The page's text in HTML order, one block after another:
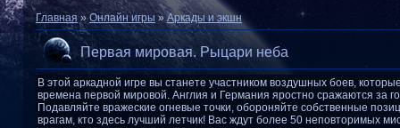
Главная »Онлайн игры »Аркады и экшн
Первая мировая. Рыцари неба
В этой аркадной игре вы станете участником воздушных боев,
времена первой мировой. Англия и Германия яростно сражаются за
Подавляйте вражеские огневые точки, обороняйте собственные
врагам, кто здесь лучший летчик! Вас ждут более 50 неповторимых